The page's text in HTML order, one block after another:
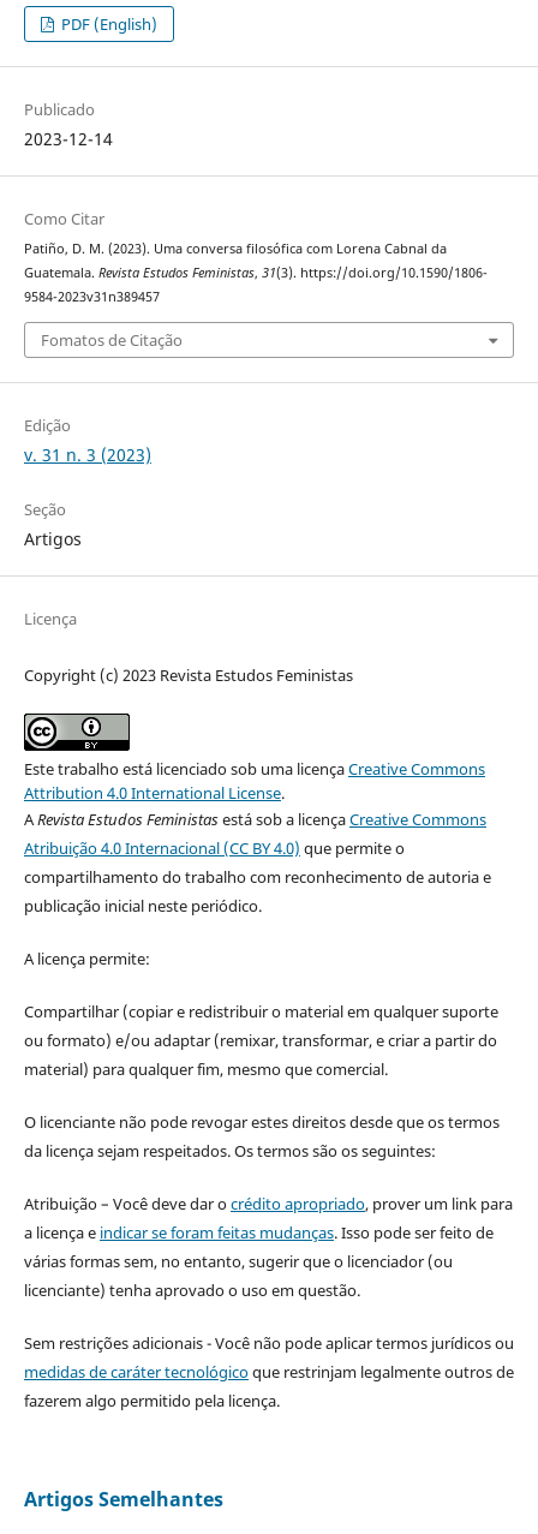
PDF (English)
Publicado
2023-12-14
Como Citar
Patiño, D. M. (2023). Uma conversa filosófica com Lorena Cabnal da
Guatemala. Revista Estudos Feministas, 31(3). https://doi.org/10.1590/1806-
9584-2023v31n389457
Fomatos de Citação
Edição
v. 31 n. 3 (2023)
Seção
Artigos
Licença
Copyright (c) 2023 Revista Estudos Feministas
Este trabalho está licenciado sob uma licençaCreative Commons
Attribution 4.0 International License.
ARevista Estudos Feministasestá sob a licençaCreative Commons
Atribuição 4.0 Internacional (CC BY 4.0) que permite o
compartilhamento do trabalho com reconhecimento de autoria e
publicação inicial neste periódico.
A licença permite:
Compartilhar (copiar e redistribuir o material em qualquer suporte
ou formato) e/ou adaptar (remixar, transformar, e criar a partir do
material) para qualquer fim, mesmo que comercial.
O licenciante não pode revogar estes direitos desde que os termos
da licença sejam respeitados. Os termos são os seguintes:
Atribuição – Você deve dar ocrédito apropriado, prover um link para
a licença e indicar se foram feitas mudanças. Isso pode ser feito de
várias formas sem, no entanto, sugerir que o licenciador (ou
licenciante) tenha aprovado o uso em questão.
Sem restrições adicionais - Você não pode aplicar termos jurídicos ou
medidas de caráter tecnológicoque restrinjam legalmente outros de
fazerem algo permitido pela licença.
Artigos Semelhantes